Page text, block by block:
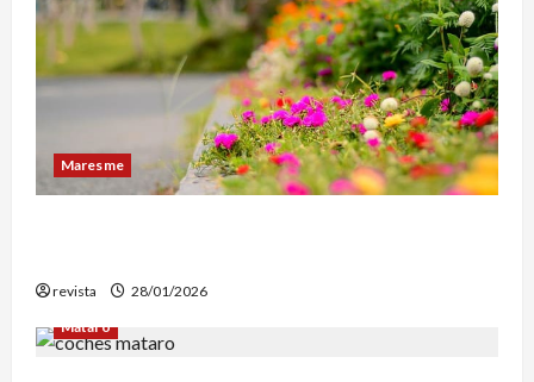
Maresme
revista
28/01/2026
Mataró